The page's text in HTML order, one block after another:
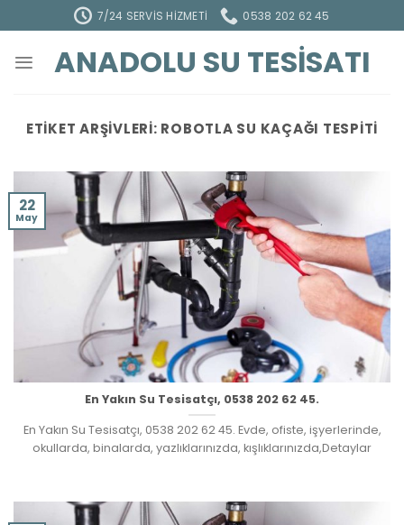
atla
7/24 SERVIS HIZMETI 0538 202 62 45
ANADOLU SU TESISATI
ETIKET ARŞIVLERI: ROBOTLA SU KAÇAĞI TESPITI
En Yakın Su Tesisatçı, 0538 202 62 45.
En Yakın Su Tesisatçı, 0538 202 62 45. Evde, ofiste, işyerlerinde,
okullarda, binalarda, yazlıklarınızda, kışlıklarınızda,Detaylar
22
May